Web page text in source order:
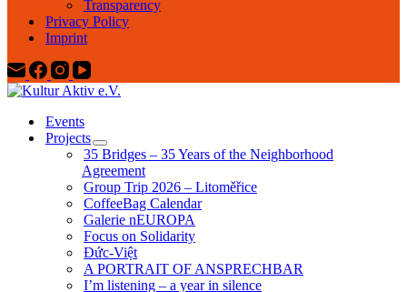
Transparency
Privacy Policy
Imprint
Events
Projects
35 Bridges – 35 Years of the Neighborhood
Agreement
Group Trip 2026 – Litoměřice
CoffeeBag Calendar
Galerie nEUROPA
Focus on Solidarity
Đức-Việt
A PORTRAIT OF ANSPRECHBAR
I’m listening – a year in silence